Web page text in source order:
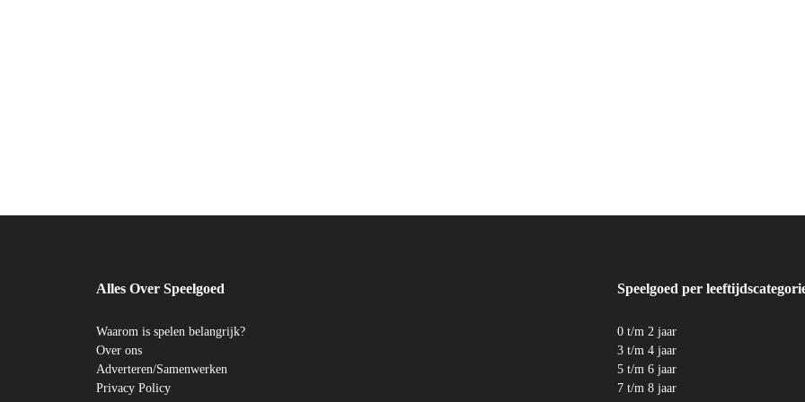
Alles Over Speelgoed
Waarom is spelen belangrijk?
Over ons
Adverteren/Samenwerken
Privacy Policy
Speelgoed per
0 t/m 2 jaar
3 t/m 4 jaar
5 t/m 6 jaar
7 t/m 8 jaar